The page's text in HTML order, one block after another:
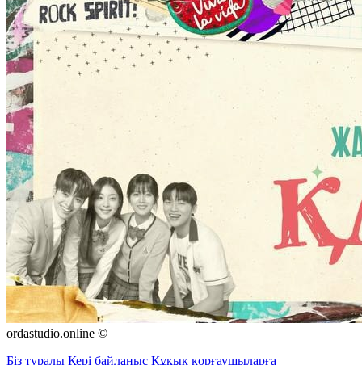
ordastudio.online ©
Біз туралы Кері байланыс Құқық қорғаушыларға